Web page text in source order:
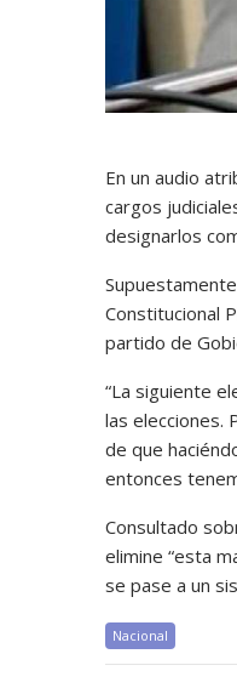
En un audio
cargos
designarlos
Constitucional
partido de
“La siguiente
las elecciones.
de que
entonces
Consultado
elimine “esta
se pase a un
Nacional